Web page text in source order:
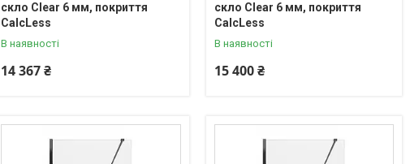
скло Clear 6 мм, покриття
CalcLess
В наявності
14 367 ₴
скло Clear 6 мм, покриття
CalcLess
В наявності
15 400 ₴